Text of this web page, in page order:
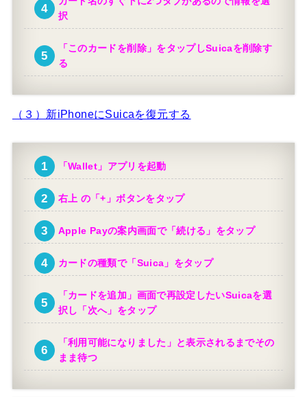
択
「このカードを削除」をタップしSuicaを削除す
る
（３）新iPhoneにSuicaを復元する
「Wallet」アプリを起動
右上 の「+」ボタンをタップ
Apple Payの案内画面で「続ける」をタップ
カードの種類で「Suica」をタップ
「カードを追加」画面で再設定したいSuicaを選
択し「次へ」をタップ
「利用可能になりました」と表示されるまでその
まま待つ